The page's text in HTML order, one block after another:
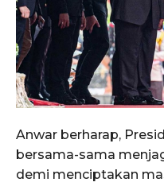
Anwar berharap,
bersama-sama
demi menciptakan